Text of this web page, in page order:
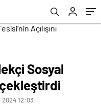
Sosyal
12:03